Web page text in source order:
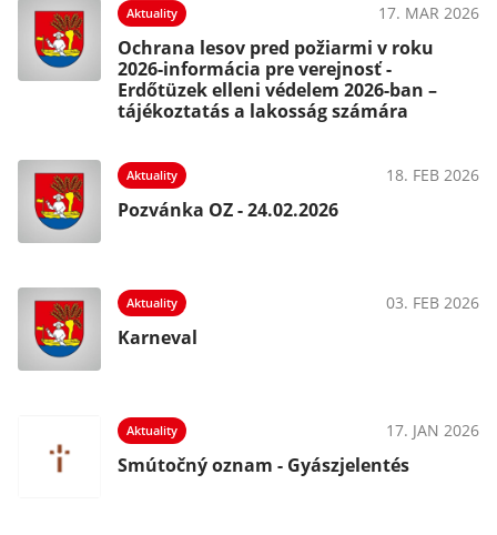
Aktuality 17. MAR 2026
Ochrana lesov pred požiarmi v roku
2026-informácia pre verejnosť -
Erdőtüzek elleni védelem 2026-ban –
tájékoztatás a lakosság számára
Aktuality 18. FEB 2026
Pozvánka OZ - 24.02.2026
Aktuality 03. FEB 2026
Karneval
Aktuality 17. JAN 2026
Smútočný oznam - Gyászjelentés